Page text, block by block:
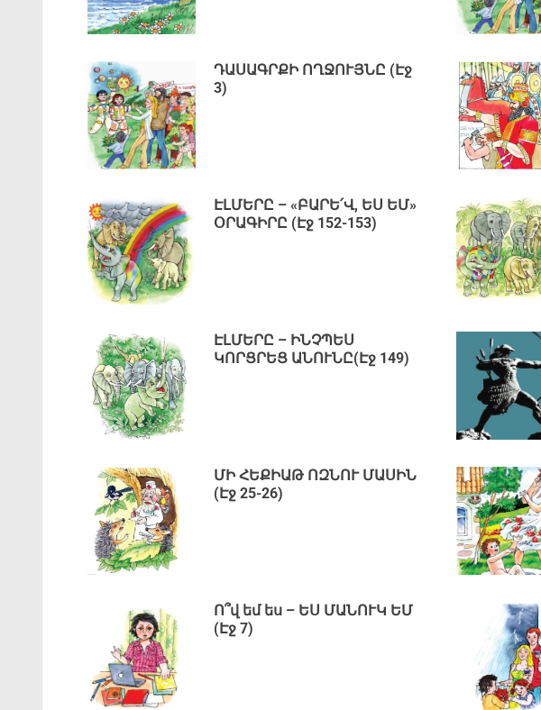
ԴԱՍԱԳՐՔԻ ՈՂՋՈՒՅՆԸ (Էջ
3)
ԷԼՄԵՐԸ – «ԲԱՐԵ՛Վ, ԵՍ ԵՄ»
ՕՐԱԳԻՐԸ (Էջ 152-153)
ԷԼՄԵՐԸ – ԻՆՉՊԵՍ
ԿՈՐՑՐԵՑ ԱՆՈՒՆԸ(Էջ 149)
ՄԻ ՀԵՔԻԱԹ ՈԶՆՈՒ ՄԱՍԻՆ
(Էջ 25-26)
Ո՞վ եմ ես – ԵՍ ՄԱՆՈՒԿ ԵՄ
(Էջ 7)